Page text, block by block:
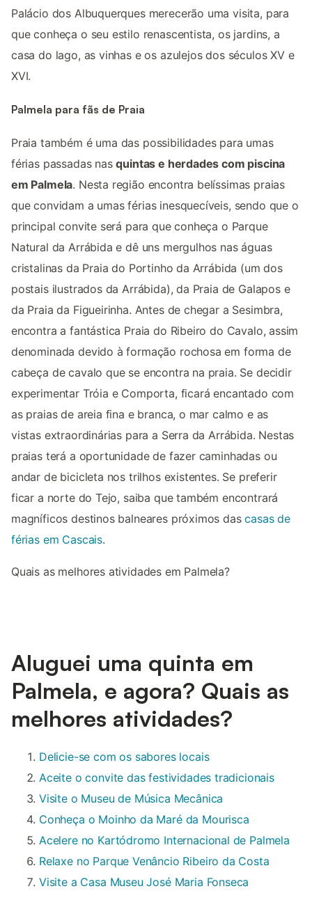
Palácio dos Albuquerques merecerão uma visita, para
que conheça o seu estilo renascentista, os jardins, a
casa do lago, as vinhas e os azulejos dos séculos XV e
XVI.
Palmela para fãs de Praia
Praia também é uma das possibilidades para umas
férias passadas nasquintas e herdades com piscina
em Palmela. Nesta região encontra belíssimas praias
que convidam a umas férias inesquecíveis, sendo que o
principal convite será para que conheça o Parque
Natural da Arrábida e dê uns mergulhos nas águas
cristalinas da Praia do Portinho da Arrábida (um dos
postais ilustrados da Arrábida), da Praia de Galapos e
da Praia da Figueirinha. Antes de chegar a Sesimbra,
encontra a fantástica Praia do Ribeiro do Cavalo, assim
denominada devido à formação rochosa em forma de
cabeça de cavalo que se encontra na praia. Se decidir
experimentar Tróia e Comporta, ficará encantado com
as praias de areia fina e branca, o mar calmo e as
vistas extraordinárias para a Serra da Arrábida. Nestas
praias terá a oportunidade de fazer caminhadas ou
andar de bicicleta nos trilhos existentes. Se preferir
ficar a norte do Tejo, saiba que também encontrará
magníficos destinos balneares próximos dascasas de
férias em Cascais.
Quais as melhores atividades em Palmela?
Aluguei uma quinta em
Palmela, e agora? Quais as
melhores atividades?
Delicie-se com os sabores locais
Aceite o convite das festividades tradicionais
Visite o Museu de Música Mecânica
Conheça o Moinho da Maré da Mourisca
Acelere no Kartódromo Internacional de Palmela
Relaxe no Parque Venâncio Ribeiro da Costa
Visite a Casa Museu José Maria Fonseca